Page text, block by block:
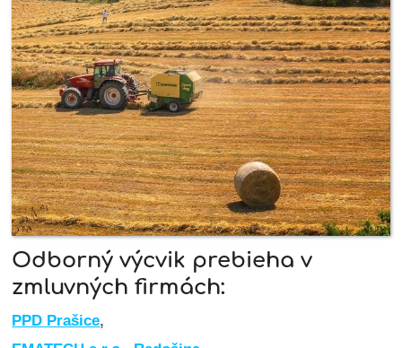
Odborný výcvik prebieha v
zmluvných firmách:
PPD Prašice,